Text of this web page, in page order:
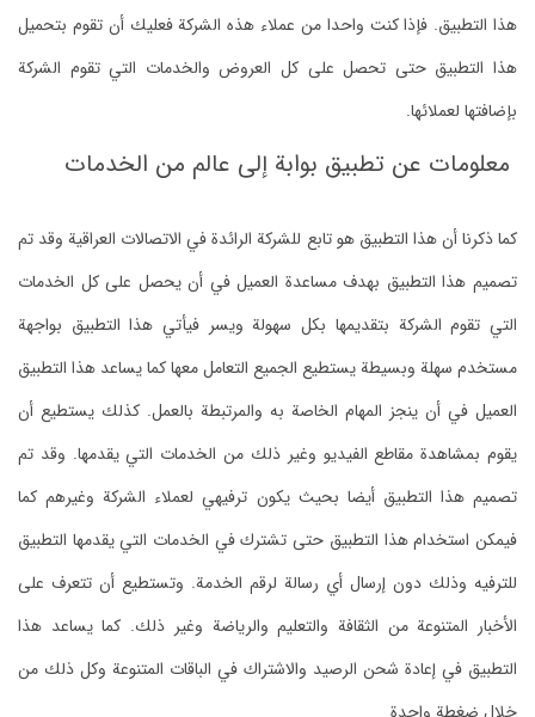
هذا التطبيق. فإذا كنت واحدا من عملاء هذه الشركة فعليك أن تقوم بتحميل
هذا التطبيق حتى تحصل على كل العروض والخدمات التي تقوم الشركة
بإضافتها لعملائها.
معلومات عن تطبيق بوابة إلى عالم من الخدمات
كما ذكرنا أن هذا التطبيق هو تابع للشركة الرائدة في الاتصالات العراقية وقد تم
تصميم هذا التطبيق بهدف مساعدة العميل في أن يحصل على كل الخدمات
التي تقوم الشركة بتقديمها بكل سهولة ويسر فيأتي هذا التطبيق بواجهة
مستخدم سهلة وبسيطة يستطيع الجميع التعامل معها كما يساعد هذا التطبيق
العميل في أن ينجز المهام الخاصة به والمرتبطة بالعمل. كذلك يستطيع أن
يقوم بمشاهدة مقاطع الفيديو وغير ذلك من الخدمات التي يقدمها. وقد تم
تصميم هذا التطبيق أيضا بحيث يكون ترفيهي لعملاء الشركة وغيرهم كما
فيمكن استخدام هذا التطبيق حتى تشترك في الخدمات التي يقدمها التطبيق
للترفيه وذلك دون إرسال أي رسالة لرقم الخدمة. وتستطيع أن تتعرف على
الأخبار المتنوعة من الثقافة والتعليم والرياضة وغير ذلك. كما يساعد هذا
التطبيق في إعادة شحن الرصيد والاشتراك في الباقات المتنوعة وكل ذلك من